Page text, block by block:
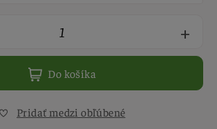
+
Do košíka
Pridať medzi obľúbené